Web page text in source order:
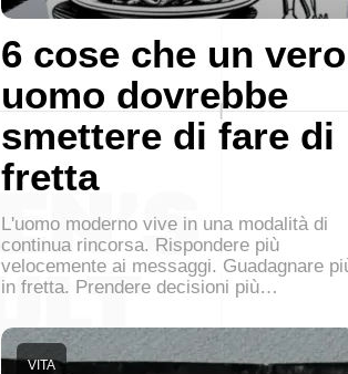
6 cose che un vero
uomo dovrebbe
smettere di fare di
fretta
L'uomo moderno vive in una modalità di
continua rincorsa. Rispondere più
velocemente ai messaggi. Guadagnare
in fretta. Prendere decisioni più…
VITA